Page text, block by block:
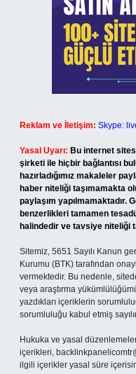
Reklam ve İletişim: Skype:
Yasal Uyarı: Bu internet
şirketi ile hiçbir bağlantısı
hazırladığımız makaleler
haber niteliği taşımamakta
paylaşım yapılmamaktadır.
benzerlikleri tamamen
halindedir ve tavsiye niteliği
Sitemiz, 5651 Sayılı Kanun
Kurumu (BTK) tarafından
vermektedir. Bu nedenle,
veya araştırma
yazdıkları içeriklerin
sorumluluğu kabul etmiş
Hukuka ve yasal
içerikleri,
ilgili içerikler yasal süre